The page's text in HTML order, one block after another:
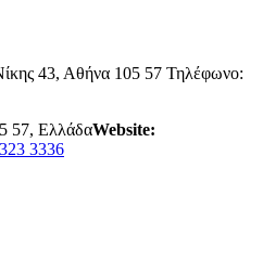
43, Αθήνα 105 57 Τηλέφωνο:
57, ΕλλάδαWebsite:
3336